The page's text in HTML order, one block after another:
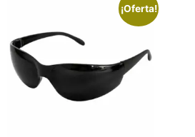
¡Oferta!